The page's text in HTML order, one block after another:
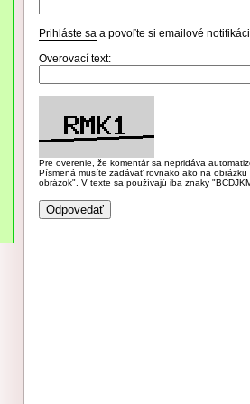
Prihláste sa a povoľte si emailové
Overovací text:
Pre overenie, že komentár sa nepridáva
Písmená musíte zadávať rovnako ako na
obrázok". V texte sa používajú iba znaky